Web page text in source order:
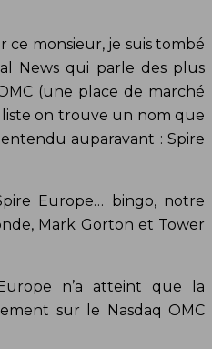
ce monsieur, je suis tombé
News qui parle des plus
(une place de marché
on trouve un nom que
auparavant : Spire
Europe… bingo, notre
Mark Gorton et Tower
n’a atteint que la
sur le Nasdaq OMC